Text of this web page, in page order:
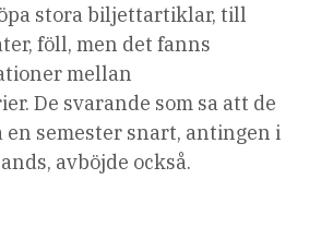
stora biljettartiklar, till
föll, men det fanns
mellan
De svarande som sa att de
semester snart, antingen i
avböjde också.